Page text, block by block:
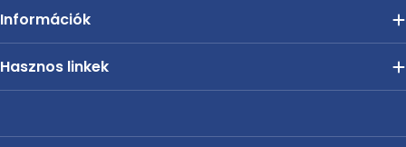
Információk
Hasznos linkek